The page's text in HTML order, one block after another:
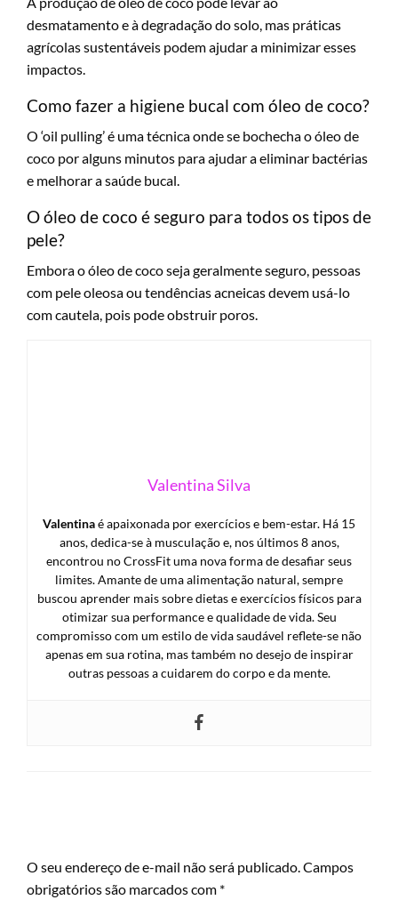
desmatamento e à degradação do solo, mas práticas
agrícolas sustentáveis podem ajudar a minimizar esses
impactos.
Como fazer a higiene bucal com óleo de coco?
O ‘oil pulling’ é uma técnica onde se bochecha o óleo de
coco por alguns minutos para ajudar a eliminar bactérias
e melhorar a saúde bucal.
O óleo de coco é seguro para todos os tipos de
pele?
Embora o óleo de coco seja geralmente seguro, pessoas
com pele oleosa ou tendências acneicas devem usá-lo
com cautela, pois pode obstruir poros.
Valentina Silva
Valentinaé apaixonada por exercícios e bem-estar. Há 15
anos, dedica-se à musculação e, nos últimos 8 anos,
encontrou no CrossFit uma nova forma de desafiar seus
limites. Amante de uma alimentação natural, sempre
buscou aprender mais sobre dietas e exercícios físicos para
otimizar sua performance e qualidade de vida. Seu
compromisso com um estilo de vida saudável reflete-se não
apenas em sua rotina, mas também no desejo de inspirar
outras pessoas a cuidarem do corpo e da mente.
O seu endereço de e-mail não será publicado. Campos
obrigatórios são marcados com *